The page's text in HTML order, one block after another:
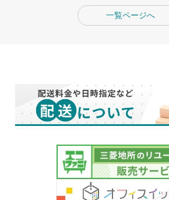
一覧ページへ